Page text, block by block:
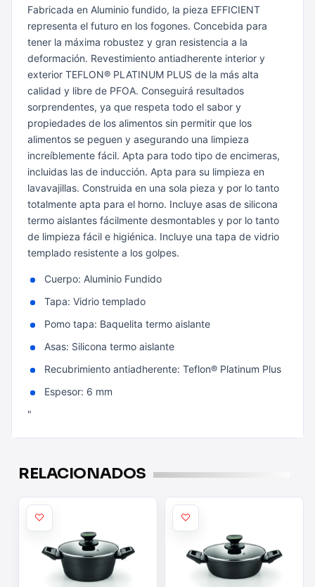
Fabricada en Aluminio fundido, la pieza EFFICIENT
representa el futuro en los fogones. Concebida para
tener la máxima robustez y gran resistencia a la
deformación. Revestimiento antiadherente interior y
exterior TEFLON® PLATINUM PLUS de la más alta
calidad y libre de PFOA. Conseguirá resultados
sorprendentes, ya que respeta todo el sabor y
propiedades de los alimentos sin permitir que los
alimentos se peguen y asegurando una limpieza
increíblemente fácil. Apta para todo tipo de encimeras,
incluidas las de inducción. Apta para su limpieza en
lavavajillas. Construida en una sola pieza y por lo tanto
totalmente apta para el horno. Incluye asas de silicona
termo aislantes fácilmente desmontables y por lo tanto
de limpieza fácil e higiénica. Incluye una tapa de vidrio
templado resistente a los golpes.
Cuerpo: Aluminio Fundido
Tapa: Vidrio templado
Pomo tapa: Baquelita termo aislante
Asas: Silicona termo aislante
Recubrimiento antiadherente: Teflon® Platinum Plus
Espesor: 6 mm
"
RELACIONADOS